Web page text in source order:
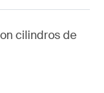
cilindros de